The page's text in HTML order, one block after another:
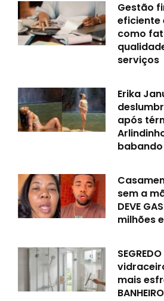
Gestão
eficiente
como
serviços
Erika
após
babando
sem a
DEVE
milhões
mais
BANHEIRO